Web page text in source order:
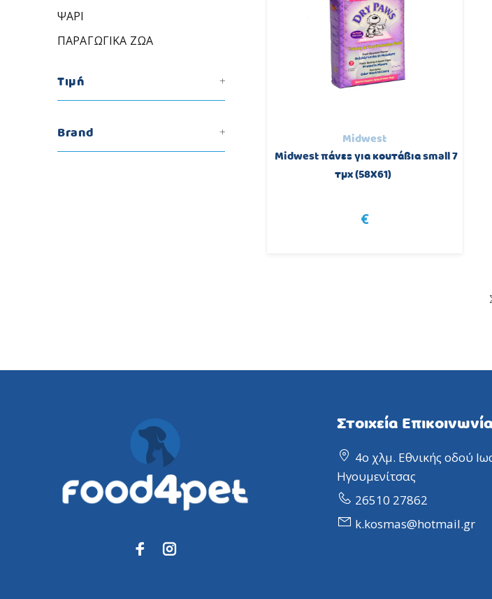
ΨΑΡΙ
ΠΑΡΑΓΩΓΙΚΑ ΖΩΑ
Τιμή
Brand
Midwest
Midwest πάνες για κουτάβια small 7
τμχ (58X61)
€
Στοιχεία
4ο χλμ. Εθνικής οδού
Ηγουμενίτσας
26510 27862
k.kosmas@hotmail.gr